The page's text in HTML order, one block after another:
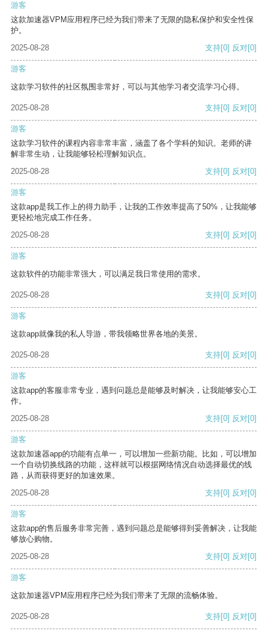
游客
这款加速器VPM应用程序已经为我们带来了无限的隐私保护和安全性保
护。
2025-08-28
支持[0] 反对[0]
游客
这款学习软件的社区氛围非常好，可以与其他学习者交流学习心得。
2025-08-28 支持[0] 反对[0]
游客
这款学习软件的课程内容非常丰富，涵盖了各个学科的知识。老师的讲
解非常生动，让我能够轻松理解知识点。
2025-08-28
支持[0] 反对[0]
游客
这款app是我工作上的得力助手，让我的工作效率提高了50%，让我能够
更轻松地完成工作任务。
2025-08-28
支持[0] 反对[0]
游客
这款软件的功能非常强大，可以满足我日常使用的需求。
2025-08-28 支持[0] 反对[0]
游客
这款app就像我的私人导游，带我领略世界各地的美景。
2025-08-28 支持[0] 反对[0]
游客
这款app的客服非常专业，遇到问题总是能够及时解决，让我能够安心工
作。
2025-08-28
支持[0] 反对[0]
游客
这款加速器app的功能有点单一，可以增加一些新功能。比如，可以增加
一个自动切换线路的功能，这样就可以根据网络情况自动选择最优的线
路，从而获得更好的加速效果。
2025-08-28
支持[0] 反对[0]
游客
这款app的售后服务非常完善，遇到问题总是能够得到妥善解决，让我能
够放心购物。
2025-08-28
支持[0] 反对[0]
游客
这款加速器VPM应用程序已经为我们带来了无限的流畅体验。
2025-08-28 支持[0] 反对[0]